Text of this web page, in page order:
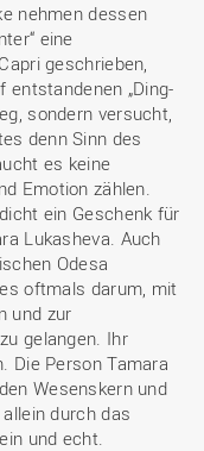
nehmen dessen
eine
geschrieben,
„Ding-
sondern versucht,
denn Sinn des
es keine
Emotion zählen.
ein Geschenk für
Lukasheva. Auch
Odesa
oftmals darum, mit
und zur
gelangen. Ihr
Die Person Tamara
Wesenskern und
durch das
und echt.